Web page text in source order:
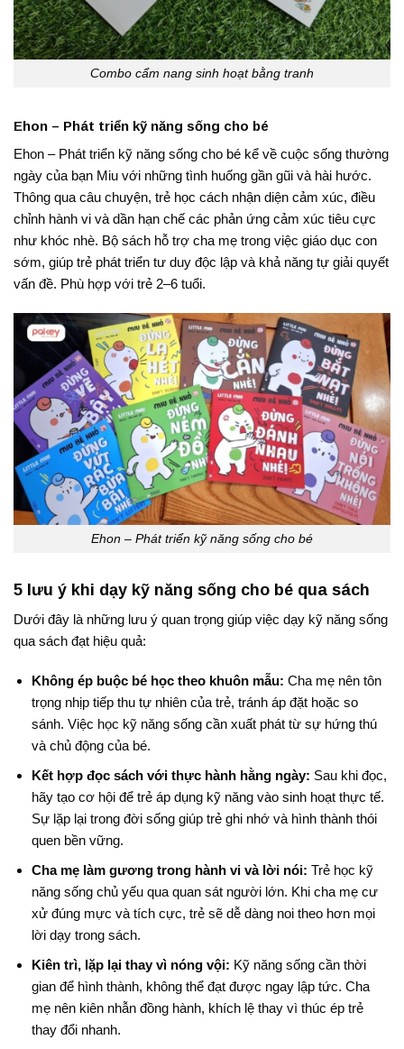
Combo cẩm nang sinh hoạt bằng tranh
Ehon – Phát triển kỹ năng sống cho bé
Ehon – Phát triển kỹ năng sống cho bé kể về cuộc sống thường
ngày của bạn Miu với những tình huống gần gũi và hài hước.
Thông qua câu chuyện, trẻ học cách nhận diện cảm xúc, điều
chỉnh hành vi và dần hạn chế các phản ứng cảm xúc tiêu cực
như khóc nhè. Bộ sách hỗ trợ cha mẹ trong việc giáo dục con
sớm, giúp trẻ phát triển tư duy độc lập và khả năng tự giải quyết
vấn đề. Phù hợp với trẻ 2–6 tuổi.
Ehon – Phát triển kỹ năng sống cho bé
5 lưu ý khi dạy kỹ năng sống cho bé qua sách
Dưới đây là những lưu ý quan trọng giúp việc dạy kỹ năng sống
qua sách đạt hiệu quả:
Không ép buộc bé học theo khuôn mẫu: Cha mẹ nên tôn
trọng nhịp tiếp thu tự nhiên của trẻ, tránh áp đặt hoặc so
sánh. Việc học kỹ năng sống cần xuất phát từ sự hứng thú
và chủ động của bé.
Kết hợp đọc sách với thực hành hằng ngày: Sau khi đọc,
hãy tạo cơ hội để trẻ áp dụng kỹ năng vào sinh hoạt thực tế.
Sự lặp lại trong đời sống giúp trẻ ghi nhớ và hình thành thói
quen bền vững.
Cha mẹ làm gương trong hành vi và lời nói: Trẻ học kỹ
năng sống chủ yếu qua quan sát người lớn. Khi cha mẹ cư
xử đúng mực và tích cực, trẻ sẽ dễ dàng noi theo hơn mọi
lời dạy trong sách.
Kiên trì, lặp lại thay vì nóng vội: Kỹ năng sống cần thời
gian để hình thành, không thể đạt được ngay lập tức. Cha
mẹ nên kiên nhẫn đồng hành, khích lệ thay vì thúc ép trẻ
thay đổi nhanh.